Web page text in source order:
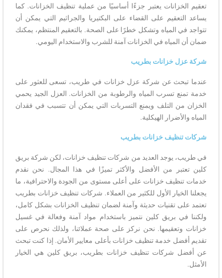
تعقيم الخزانات يعتبر جزءًا أساسيًا من عملية تنظيف الخزانات. كما
يساعد التعقيم على القضاء على البكتيريا والجراثيم التي يمكن أن
تتواجد في المياه وتشكل خطرًا على الصحة. بالتعقيم المنتظم، يمكنك
ضمان أن المياه في الخزانات آمنة للشرب والاستخدام اليومي.
شركة عزل خزانات بطريب
عندما تبحث عن شركة عزل خزانات في طريب، تسعى للعثور على
خدمة تمنع تسرب المياه والرطوبة من الخزانات. العزل الجيد يحمي
الخزان من التلف ويمنع التسربات التي يمكن أن تتسبب في فقدان
المياه والأضرار الهيكلية.
شركات تنظيف خزانات بطريب
في طريب، يوجد العديد من شركات تنظيف خزانات، لكن شركة بريق
كلين تعتبر من الأفضل والأكثر تميزًا في هذا المجال. نحن نقدم
خدمات تنظيف خزانات على أعلى مستوى من الجودة والاحترافية، ما
يجعلنا الخيار الأول للكثير من العملاء. شركات تنظيف خزانات بطريب
تعتمد على تقنيات حديثة وآمنة لضمان تنظيف الخزانات بشكل كامل،
ولكننا في بريق كلين نتميز باستخدام مواد آمنة وفعالة في غسيل
خزانات وتعقيمها. نحن نركز على صحة عملائنا، ولذلك نحرص على
تقديم أفضل خدمة تنظيف خزانات بأعلى معايير الأمان. إذا كنت تبحث
عن أفضل شركات تنظيف خزانات بطريب، بريق كلين هي الخيار
الأمثل.